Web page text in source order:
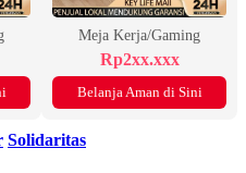
Meja Kerja/Gaming
Rp2xx.xxx
Belanja Aman di Sini
Solidaritas